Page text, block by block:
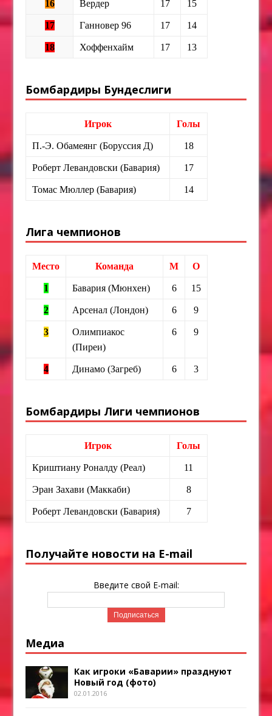
16 Вердер 17 15
17 Ганновер 96 17 14
18 Хоффенхайм 17 13
Бомбардиры Бундеслиги
Игрок Голы
П.-Э. Обамеянг (Боруссия Д) 18
Роберт Левандовски (Бавария) 17
Томас Мюллер (Бавария) 14
Лига чемпионов
Место Команда М О
1 Бавария (Мюнхен) 6 15
2 Арсенал (Лондон) 6 9
3
Олимпиакос
(Пиреи)
6 9
4 Динамо (Загреб) 6 3
Бомбардиры Лиги чемпионов
Игрок Голы
Криштиану Роналду (Реал) 11
Эран Захави (Маккаби) 8
Роберт Левандовски (Бавария) 7
Получайте новости на E-mail
Введите свой E-mail:
Медиа
Как игроки «Баварии» празднуют
Новый год (фото)
02.01.2016